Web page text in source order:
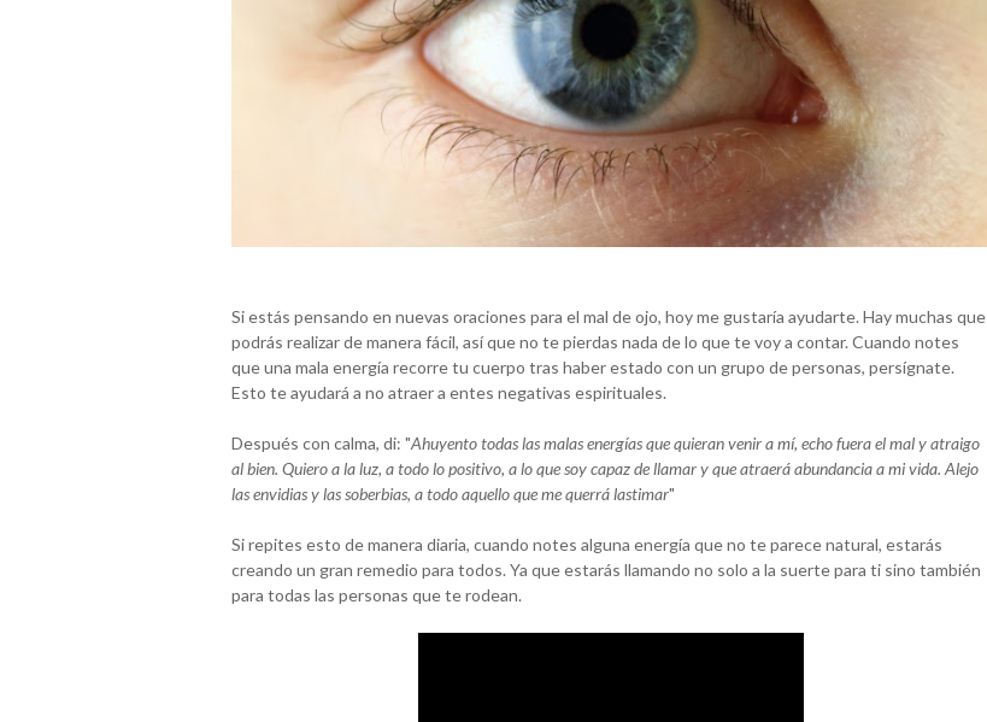
Si estás pensando en nuevas oraciones para el mal de ojo, hoy me gustaría ayudarte. Hay muchas que
podrás realizar de manera fácil, así que no te pierdas nada de lo que te voy a contar. Cuando notes
que una mala energía recorre tu cuerpo tras haber estado con un grupo de personas, persígnate.
Esto te ayudará a no atraer a entes negativas espirituales.
Después con calma, di: "Ahuyento todas las malas energías que quieran venir a mí, echo fuera el mal y atraigo
al bien. Quiero a la luz, a todo lo positivo, a lo que soy capaz de llamar y que atraerá abundancia a mi vida. Alejo
las envidias y las soberbias, a todo aquello que me querrá lastimar"
Si repites esto de manera diaria, cuando notes alguna energía que no te parece natural, estarás
creando un gran remedio para todos. Ya que estarás llamando no solo a la suerte para ti sino también
para todas las personas que te rodean.